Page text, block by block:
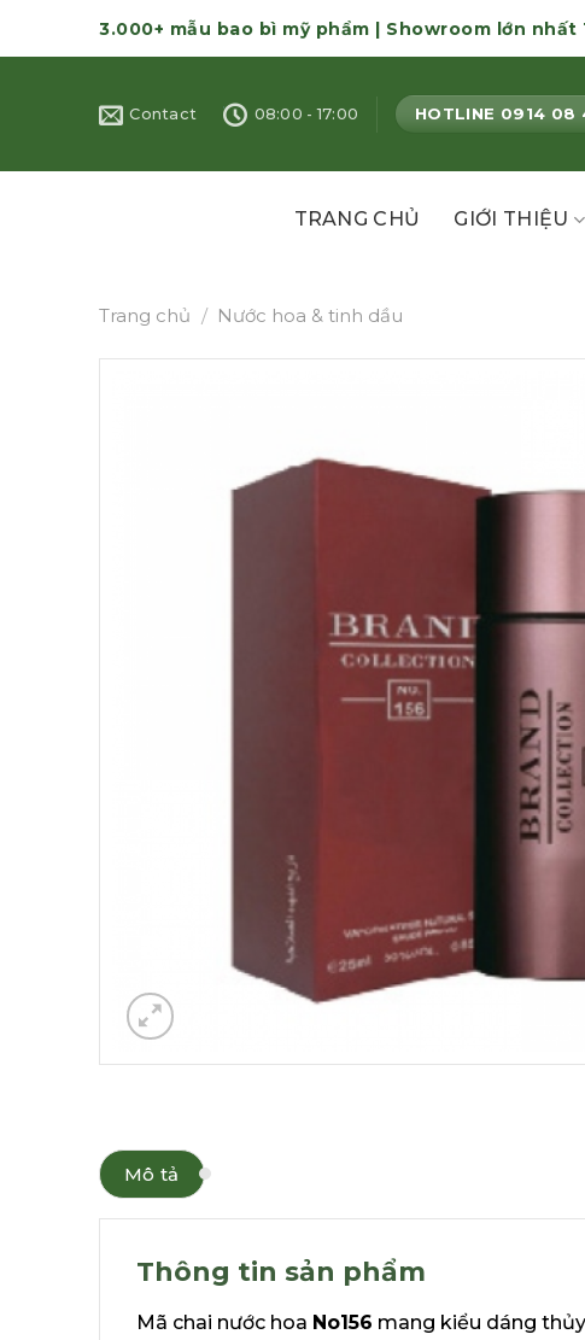
3.000+ mẫu bao bì mỹ phẩm | Showroom lớn nhất
Contact 08:00 - 17:00 HOTLINE 0914 08
TRANG CHỦ GIỚI THIỆU
Trang chủ / Nước hoa & tinh dầu
Mô tả
Thông tin sản phẩm
Mã chai nước hoa No156 mang kiểu dáng